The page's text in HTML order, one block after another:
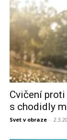
Cvičení
s chodidly
Svet v obraze -